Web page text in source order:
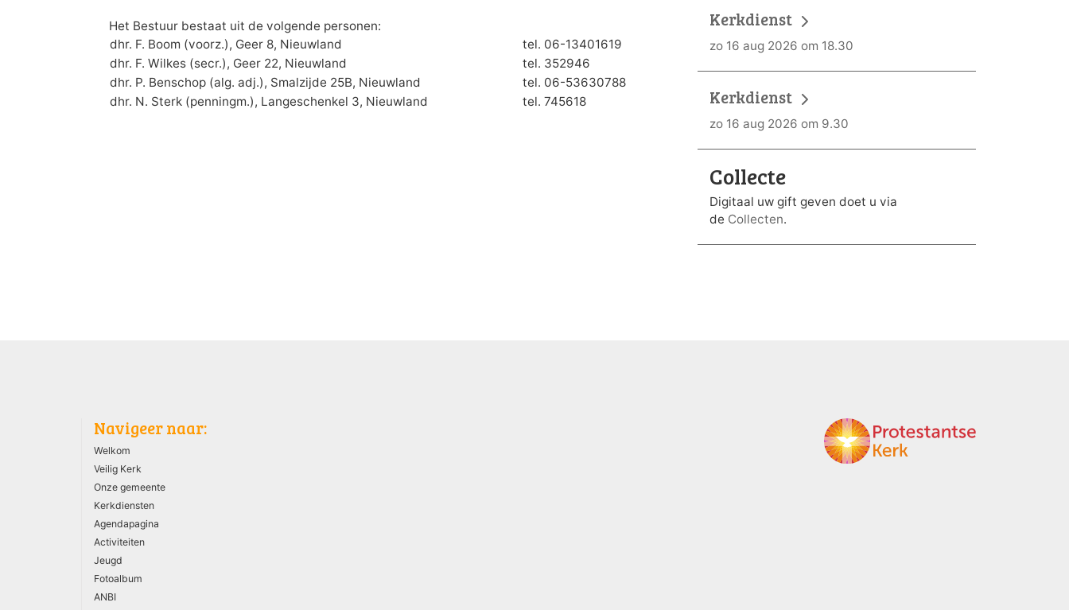
Het Bestuur bestaat uit de volgende personen:
dhr. F. Boom (voorz.), Geer 8, Nieuwland
tel. 06-13401619
dhr. F. Wilkes (secr.), Geer 22, Nieuwland
tel. 352946
dhr. P. Benschop (alg. adj.), Smalzijde 25B, Nieuwland
tel. 06-53630788
dhr. N. Sterk (penningm.), Langeschenkel 3, Nieuwland
tel. 745618
Kerkdienst
zo 16 aug 2026 om 18.30
Kerkdienst
zo 16 aug 2026 om 9.30
Collecte
Digitaal uw gift geven doet u via
de Collecten.
Navigeer naar:
Welkom
Veilig Kerk
Onze gemeente
Kerkdiensten
Agendapagina
Activiteiten
Jeugd
Fotoalbum
ANBI